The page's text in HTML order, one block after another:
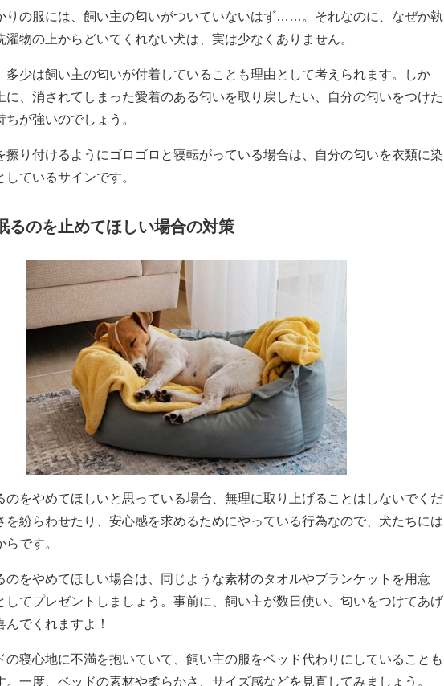
りの服には、飼い主の匂いがついていないはず……。それなのに、なぜか執
濯物の上からどいてくれない犬は、実は少なくありません。
多少は飼い主の匂いが付着していることも理由として考えられます。しか
に、消されてしまった愛着のある匂いを取り戻したい、自分の匂いをつけた
ちが強いのでしょう。
擦り付けるようにゴロゴロと寝転がっている場合は、自分の匂いを衣類に染
しているサインです。
るのを止めてほしい場合の対策
のをやめてほしいと思っている場合、無理に取り上げることはしないでくだ
を紛らわせたり、安心感を求めるためにやっている行為なので、犬たちには
です。
のをやめてほしい場合は、同じような素材のタオルやブランケットを用意
してプレゼントしましょう。事前に、飼い主が数日使い、匂いをつけてあげ
んでくれますよ！
の寝心地に不満を抱いていて、飼い主の服をベッド代わりにしていることも
。一度、ベッドの素材や柔らかさ、サイズ感などを見直してみましょう。